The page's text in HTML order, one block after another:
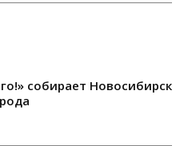
собирает Новосибирск